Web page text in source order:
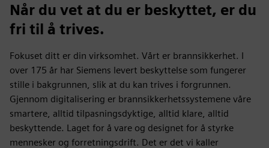
Når du vet at du er beskyttet, er du
fri til å trives.
Fokuset ditt er din virksomhet. Vårt er brannsikkerhet. I
over 175 år har Siemens levert beskyttelse som fungerer
stille i bakgrunnen, slik at du kan trives i forgrunnen.
Gjennom digitalisering er brannsikkerhetssystemene våre
smartere, alltid tilpasningsdyktige, alltid klare, alltid
beskyttende. Laget for å vare og designet for å styrke
mennesker og forretningsdrift. Det er det vi kaller